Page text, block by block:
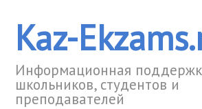
Kaz-
Информационная
школьников, студентов и
преподавателей